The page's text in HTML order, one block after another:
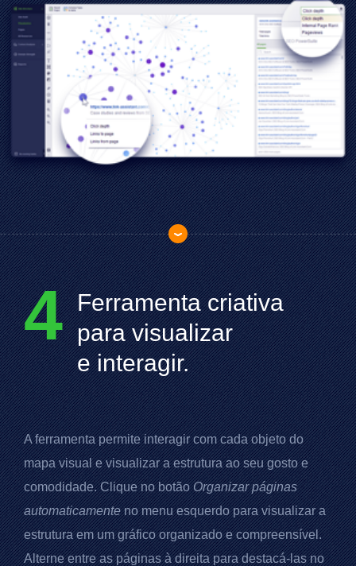
4 Ferramenta criativa
para visualizar
e interagir.
A ferramenta permite interagir com cada objeto do
mapa visual e visualizar a estrutura ao seu gosto e
comodidade. Clique no botãoOrganizar páginas
automaticamenteno menu esquerdo para visualizar a
estrutura em um gráfico organizado e compreensível.
Alterne entre as páginas à direita para destacá-las no